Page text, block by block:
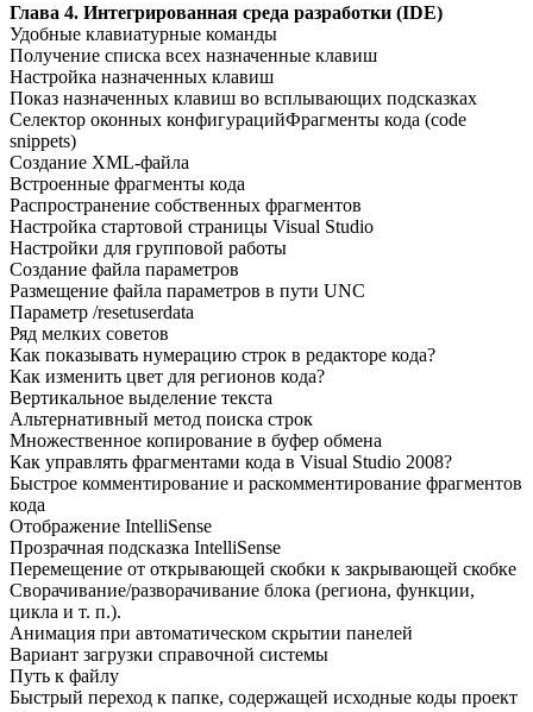
Глава 4. Интегрированная среда разработки (IDE)
Удобные клавиатурные команды
Получение списка всех назначенные клавиш
Настройка назначенных клавиш
Показ назначенных клавиш во всплывающих подсказках
Селектор оконных конфигурацийФрагменты кода (code
snippets)
Создание XML-файла
Встроенные фрагменты кода
Распространение собственных фрагментов
Настройка стартовой страницы Visual Studio
Настройки для групповой работы
Создание файла параметров
Размещение файла параметров в пути UNC
Параметр /resetuserdata
Ряд мелких советов
Как показывать нумерацию строк в редакторе кода?
Как изменить цвет для регионов кода?
Вертикальное выделение текста
Альтернативный метод поиска строк
Множественное копирование в буфер обмена
Как управлять фрагментами кода в Visual Studio 2008?
Быстрое комментирование и раскомментирование фрагментов
кода
Отображение IntelliSense
Прозрачная подсказка IntelliSense
Перемещение от открывающей скобки к закрывающей скобке
Сворачивание/разворачивание блока (региона, функции,
цикла и т. п.).
Анимация при автоматическом скрытии панелей
Вариант загрузки справочной системы
Путь к файлу
Быстрый переход к папке, содержащей исходные коды проект